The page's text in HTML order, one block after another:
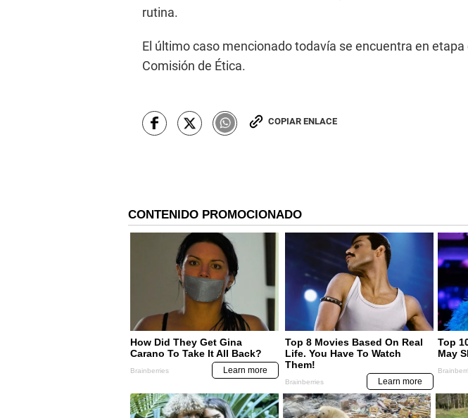
rutina.
El último caso mencionado todavía se encuentra en etapa
Comisión de Ética.
COPIAR ENLACE